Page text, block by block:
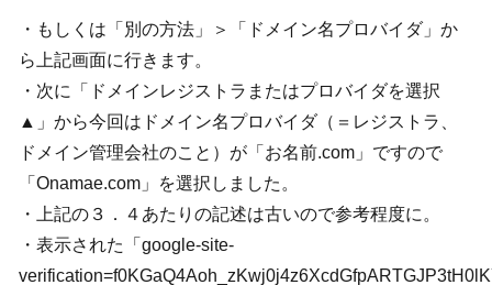
・もしくは「別の方法」＞「ドメイン名プロバイダ」か
ら上記画面に行きます。
・次に「ドメインレジストラまたはプロバイダを選択
▲」から今回はドメイン名プロバイダ（＝レジストラ、
ドメイン管理会社のこと）が「お名前.com」ですので
「Onamae.com」を選択しました。
・上記の３．４あたりの記述は古いので参考程度に。
・表示された「google-site-